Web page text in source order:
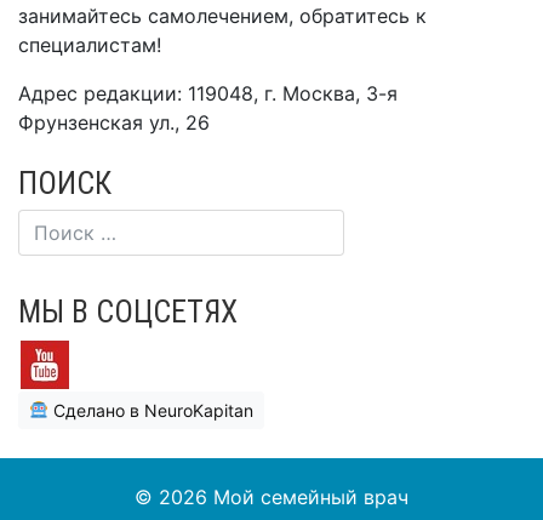
занимайтесь самолечением, обратитесь к
специалистам!
Адрес редакции: 119048, г. Москва, 3-я
Фрунзенская ул., 26
ПОИСК
МЫ В СОЦСЕТЯХ
Сделано в NeuroKapitan
© 2026 Мой семейный врач